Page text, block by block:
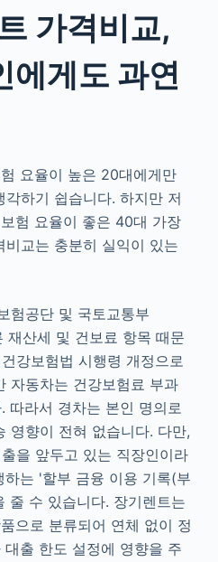
가격비교,
게도 과연
요율이 높은 20대에게만
하기 쉽습니다. 하지만 저
험 요율이 좋은 40대 가장
교는 충분히 실익이 있는
험공단 및 국토교통부
재산세 및 건보료 항목 때문
강보험법 시행령 개정으로
자동차는 건강보험료 부과
따라서 경차는 본인 명의로
영향이 전혀 없습니다. 다만,
을 앞두고 있는 직장인이라
는 '할부 금융 이용 기록(부
줄 수 있습니다. 장기렌트는
으로 분류되어 연체 없이 정
출 한도 설정에 영향을 주